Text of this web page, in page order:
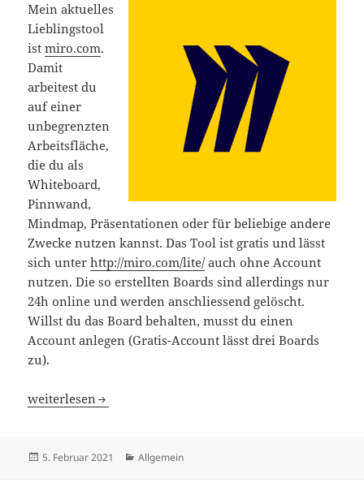
Mein aktuelles
Lieblingstool
istmiro.com.
Damit
arbeitest du
auf einer
unbegrenzten
Arbeitsfläche,
die du als
Whiteboard,
Pinnwand,
Mindmap, Präsentationen oder für beliebige andere
Zwecke nutzen kannst. Das Tool ist gratis und lässt
sich unterhttp://miro.com/lite/auch ohne Account
nutzen. Die so erstellten Boards sind allerdings nur
24h online und werden anschliessend gelöscht.
Willst du das Board behalten, musst du einen
Account anlegen (Gratis-Account lässt drei Boards
zu).
Miro
weiterlesen
Veröffentlicht
5. Februar 2021 Kategorien
Allgemein